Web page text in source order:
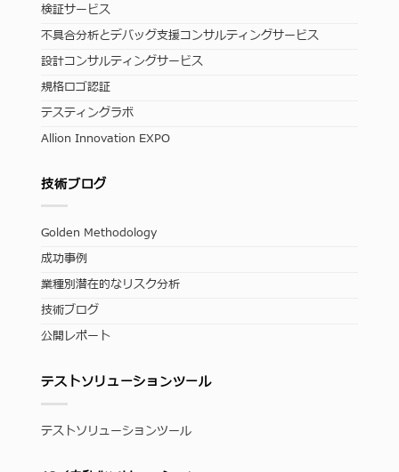
検証サービス
不具合分析とデバッグ支援コンサルティングサービス
設計コンサルティングサービス
規格ロゴ認証
テスティングラボ
Allion Innovation EXPO
技術ブログ
Golden Methodology
成功事例
業種別潜在的なリスク分析
技術ブログ
公開レポート
テストソリューションツール
テストソリューションツール